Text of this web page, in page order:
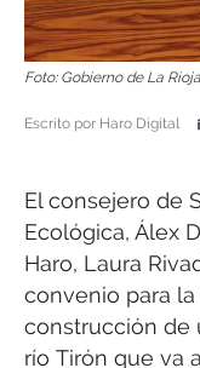
Foto: Gobierno de La Rioja
Escrito por Haro Digital
El consejero de
Ecológica, Álex
Haro, Laura
convenio para
construcción de
río Tirón que va